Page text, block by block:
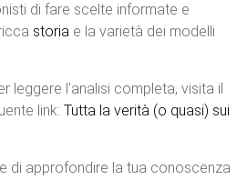
di fare scelte informate e
storia e la varietà dei modelli
leggere l’analisi completa, visita il
link:Tutta la verità (o quasi) sui
di approfondire la tua conoscenza